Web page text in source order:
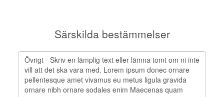
Särskilda bestämmelser